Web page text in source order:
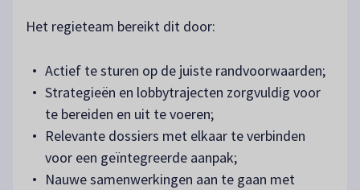
Het regieteam bereikt dit door:
Actief te sturen op de juiste randvoorwaarden;
Strategieën en lobbytrajecten zorgvuldig voor
te bereiden en uit te voeren;
Relevante dossiers met elkaar te verbinden
voor een geïntegreerde aanpak;
Nauwe samenwerkingen aan te gaan met